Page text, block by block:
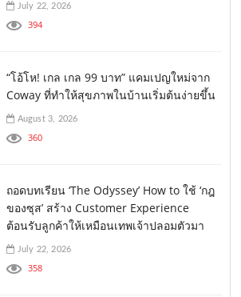
July 22, 2026
394
“โอ้โห! เกล เกล 99 บาท” แคมเปญใหม่จาก
Coway ที่ทำให้สุขภาพในบ้านเริ่มต้นง่ายขึ้น
August 3, 2026
360
ถอดบทเรียน ‘The Odyssey’ How to ใช้ ‘กฎ
ของซุส’ สร้าง Customer Experience
ต้อนรับลูกค้าให้เหมือนเทพเจ้าปลอมตัวมา
July 22, 2026
358